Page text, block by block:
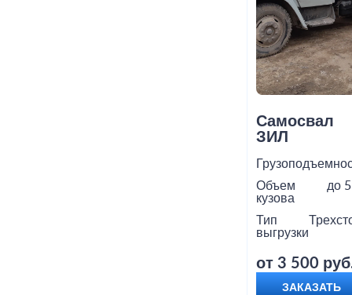
Самосвал
ЗИЛ
Объем
кузова
до
Тип
выгрузки
от 3 500
ЗАКАЗАТЬ